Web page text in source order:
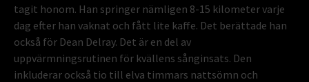
tagit honom. Han springer nämligen 8-15 kilometer varje
dag efter han vaknat och fått lite kaffe. Det berättade han
också för Dean Delray. Det är en del av
uppvärmningsrutinen för kvällens sånginsats. Den
inkluderar också tio till elva timmars nattsömn och